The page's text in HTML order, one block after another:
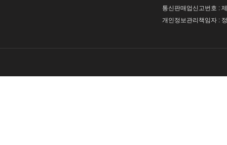
통신판매업신고번호 :
개인정보관리책임자 :